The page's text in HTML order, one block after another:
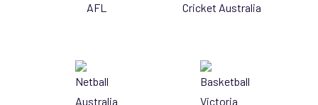
AFL Cricket Australia